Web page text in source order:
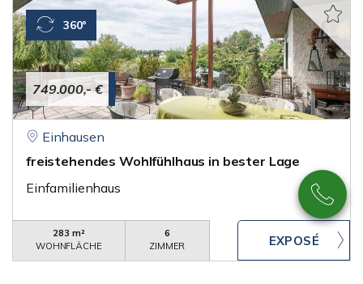
749.000,- €
360°
Einhausen
freistehendes Wohlfühlhaus in bester Lage
Einfamilienhaus
283 m²
WOHNFLÄCHE
6
ZIMMER